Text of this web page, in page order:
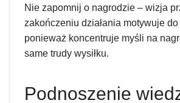
Nie zapomnij o nagrodzie – wizja
zakończeniu działania motywuje do
ponieważ koncentruje myśli na
same trudy wysiłku.
Podnoszenie